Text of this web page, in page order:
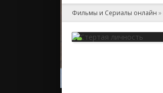
Фильмы и Сериалы онлайн »